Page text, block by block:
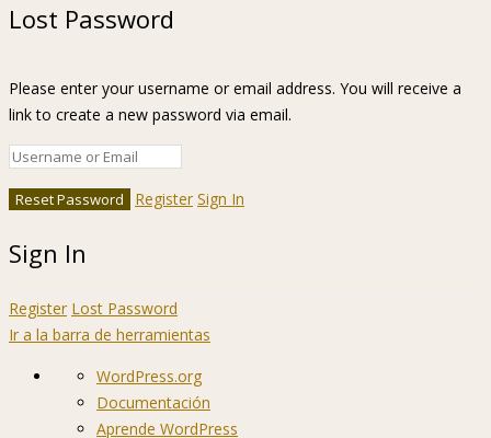
Lost Password
Please enter your username or email address. You will receive a
link to create a new password via email.
Register Sign In
Sign In
Register Lost Password
Ir a la barra de herramientas
Acerca
WordPress
WordPress.org
Documentación
Aprende WordPress